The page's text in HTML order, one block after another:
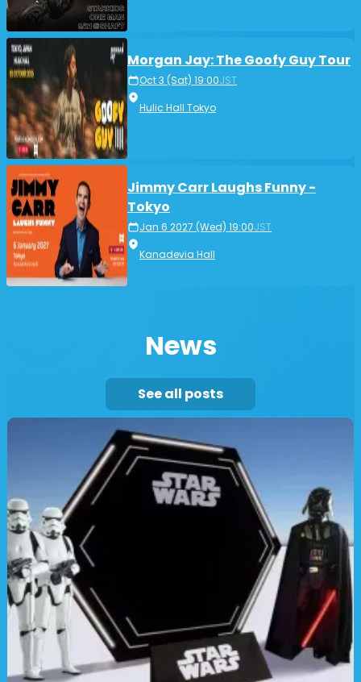
Morgan Jay: The Goofy Guy Tour
Oct 3 (Sat) 19:00JST
Hulic Hall Tokyo
Jimmy Carr Laughs Funny -
Tokyo
Jan 6 2027 (Wed) 19:00JST
Kanadevia Hall
News
See all posts